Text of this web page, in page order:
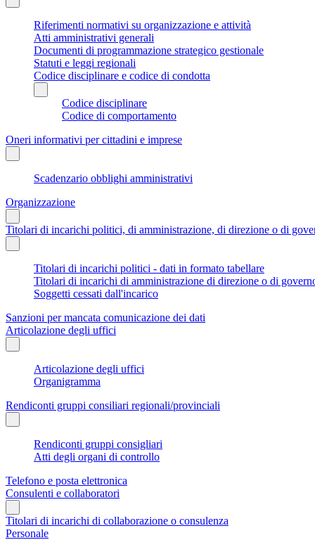
Riferimenti normativi su organizzazione e attività
Atti amministrativi generali
Documenti di programmazione strategico gestionale
Statuti e leggi regionali
Codice disciplinare e codice di condotta
Codice disciplinare
Codice di comportamento
Oneri informativi per cittadini e imprese
Scadenzario obblighi amministrativi
Organizzazione
Titolari di incarichi politici, di amministrazione, di direzione o di
Titolari di incarichi politici - dati in formato tabellare
Titolari di incarichi di amministrazione di direzione o di
Soggetti cessati dall'incarico
Sanzioni per mancata comunicazione dei dati
Articolazione degli uffici
Articolazione degli uffici
Organigramma
Rendiconti gruppi consiliari regionali/provinciali
Rendiconti gruppi consigliari
Atti degli organi di controllo
Telefono e posta elettronica
Consulenti e collaboratori
Titolari di incarichi di collaborazione o consulenza
Personale